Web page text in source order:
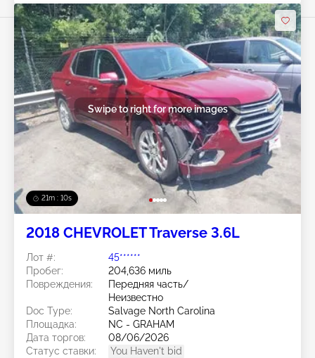
21m : 07s
Swipe to right for more images
2018 CHEVROLET Traverse 3.6L
Лот #:
45******
Пробег:
204,636 миль
Повреждения:
Передняя часть/
Неизвестно
Doc Type:
Salvage North Carolina
Площадка:
NC - GRAHAM
Дата торгов:
08/06/2026
Статус ставки:
You Haven't bid